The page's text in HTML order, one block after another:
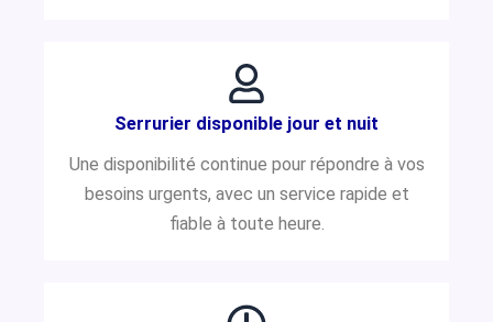
Serrurier disponible jour et nuit
Une disponibilité continue pour répondre à vos
besoins urgents, avec un service rapide et
fiable à toute heure.